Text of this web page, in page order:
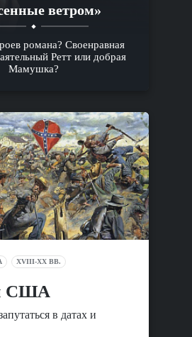
ветром»
романа? Своенравная
Ретт или добрая
Мамушка?
XVIII-XX ВВ.
США
в датах и